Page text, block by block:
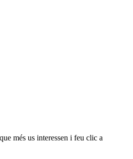
més us interessen i feu clic a